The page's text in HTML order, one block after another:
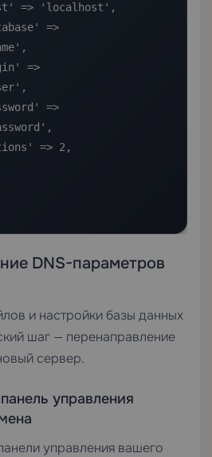
DNS-параметров
и настройки базы данных
шаг — перенаправление
сервер.
управления
управления вашего